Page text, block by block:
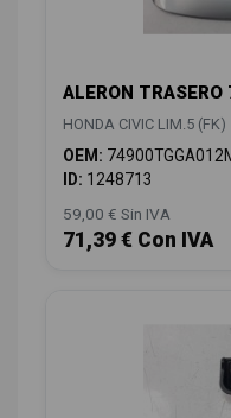
ALERON
HONDA CIVIC LIM.5 (FK)
OEM:
ID: 1248713
59,00 € Sin IVA
71,39 € Con IVA